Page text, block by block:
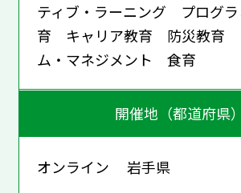
ティブ・ラーニング プログ
育 キャリア教育 防災教育
ム・マネジメント 食育
開催地（都道府県）
オンライン 岩手県